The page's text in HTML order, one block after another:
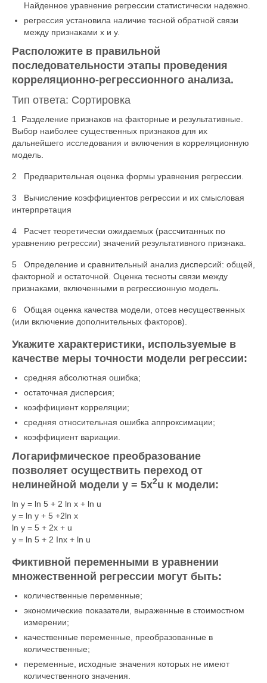
Найденное уравнение регрессии статистически надежно.
регрессия установила наличие тесной обратной связи
между признаками х и у.
Расположите в правильной
последовательности этапы проведения
корреляционно-регрессионного анализа.
Тип ответа: Сортировка
1 Разделение признаков на факторные и результативные.
Выбор наиболее существенных признаков для их
дальнейшего исследования и включения в корреляционную
модель.
2 Предварительная оценка формы уравнения регрессии.
3 Вычисление коэффициентов регрессии и их смысловая
интерпретация
4 Расчет теоретически ожидаемых (рассчитанных по
уравнению регрессии) значений результативного признака.
5 Определение и сравнительный анализ дисперсий: общей,
факторной и остаточной. Оценка тесноты связи между
признаками, включенными в регрессионную модель.
6 Общая оценка качества модели, отсев несущественных
(или включение дополнительных факторов).
Укажите характеристики, используемые в
качестве меры точности модели регрессии:
средняя абсолютная ошибка;
остаточная дисперсия;
коэффициент корреляции;
средняя относительная ошибка аппроксимации;
коэффициент вариации.
Логарифмическое преобразование
позволяет осуществить переход от
нелинейной модели у = 5x2u к модели:
ln y = ln 5 + 2 ln x + ln u
y = ln y + 5 +2ln x
ln y = 5 + 2x + u
y = ln 5 + 2 Inx + ln u
Фиктивной переменными в уравнении
множественной регрессии могут быть:
количественные переменные;
экономические показатели, выраженные в стоимостном
измерении;
качественные переменные, преобразованные в
количественные;
переменные, исходные значения которых не имеют
количественного значения.